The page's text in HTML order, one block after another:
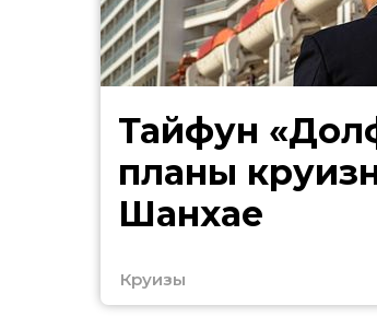
Тайфун
планы
Шанхае
Круизы